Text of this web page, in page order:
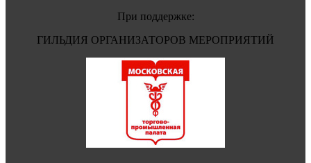
При поддержке:
ГИЛЬДИЯ ОРГАНИЗАТОРОВ МЕРОПРИЯТИЙ